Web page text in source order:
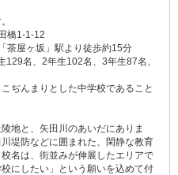
橋1-1-12
茶屋ヶ坂」駅より徒歩約15分
名、2年生102名、3年生87名、
ぢんまりとした中学校であること
地と、矢田川のあいだにありま
堤防などに囲まれた、閑静な教育
名は、街並みが伸展したエリアで
にしたい」という願いを込めて付